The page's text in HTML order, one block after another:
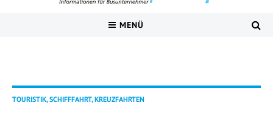
MENÜ
TOURISTIK, SCHIFFFAHRT, KREUZFAHRTEN